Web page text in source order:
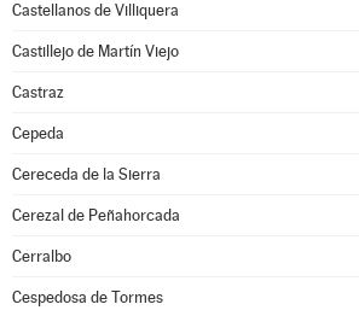
Castellanos de Villiquera
Castillejo de Martín Viejo
Castraz
Cepeda
Cereceda de la Sierra
Cerezal de Peñahorcada
Cerralbo
Cespedosa de Tormes